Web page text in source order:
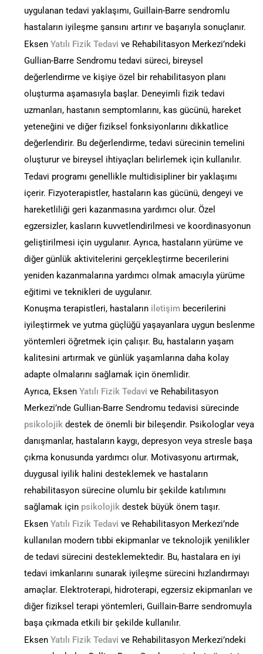
uygulanan tedavi yaklaşımı, Guillain-Barre sendromlu
hastaların iyileşme şansını artırır ve başarıyla sonuçlanır.
Eksen Yatılı Fizik Tedavi ve Rehabilitasyon Merkezi’ndeki
Gullian-Barre Sendromu tedavi süreci, bireysel
değerlendirme ve kişiye özel bir rehabilitasyon planı
oluşturma aşamasıyla başlar. Deneyimli fizik tedavi
uzmanları, hastanın semptomlarını, kas gücünü, hareket
yeteneğini ve diğer fiziksel fonksiyonlarını dikkatlice
değerlendirir. Bu değerlendirme, tedavi sürecinin temelini
oluşturur ve bireysel ihtiyaçları belirlemek için kullanılır.
Tedavi programı genellikle multidisipliner bir yaklaşımı
içerir. Fizyoterapistler, hastaların kas gücünü, dengeyi ve
hareketliliği geri kazanmasına yardımcı olur. Özel
egzersizler, kasların kuvvetlendirilmesi ve koordinasyonun
geliştirilmesi için uygulanır. Ayrıca, hastaların yürüme ve
diğer günlük aktivitelerini gerçekleştirme becerilerini
yeniden kazanmalarına yardımcı olmak amacıyla yürüme
eğitimi ve teknikleri de uygulanır.
Konuşma terapistleri, hastaların iletişim becerilerini
iyileştirmek ve yutma güçlüğü yaşayanlara uygun beslenme
yöntemleri öğretmek için çalışır. Bu, hastaların yaşam
kalitesini artırmak ve günlük yaşamlarına daha kolay
adapte olmalarını sağlamak için önemlidir.
Ayrıca, Eksen Yatılı Fizik Tedavi ve Rehabilitasyon
Merkezi’nde Gullian-Barre Sendromu tedavisi sürecinde
psikolojik destek de önemli bir bileşendir. Psikologlar veya
danışmanlar, hastaların kaygı, depresyon veya stresle başa
çıkma konusunda yardımcı olur. Motivasyonu artırmak,
duygusal iyilik halini desteklemek ve hastaların
rehabilitasyon sürecine olumlu bir şekilde katılımını
sağlamak için psikolojik destek büyük önem taşır.
Eksen Yatılı Fizik Tedavi ve Rehabilitasyon Merkezi’nde
kullanılan modern tıbbi ekipmanlar ve teknolojik yenilikler
de tedavi sürecini desteklemektedir. Bu, hastalara en iyi
tedavi imkanlarını sunarak iyileşme sürecini hızlandırmayı
amaçlar. Elektroterapi, hidroterapi, egzersiz ekipmanları ve
diğer fiziksel terapi yöntemleri, Guillain-Barre sendromuyla
başa çıkmada etkili bir şekilde kullanılır.
Eksen Yatılı Fizik Tedavi ve Rehabilitasyon Merkezi’ndeki